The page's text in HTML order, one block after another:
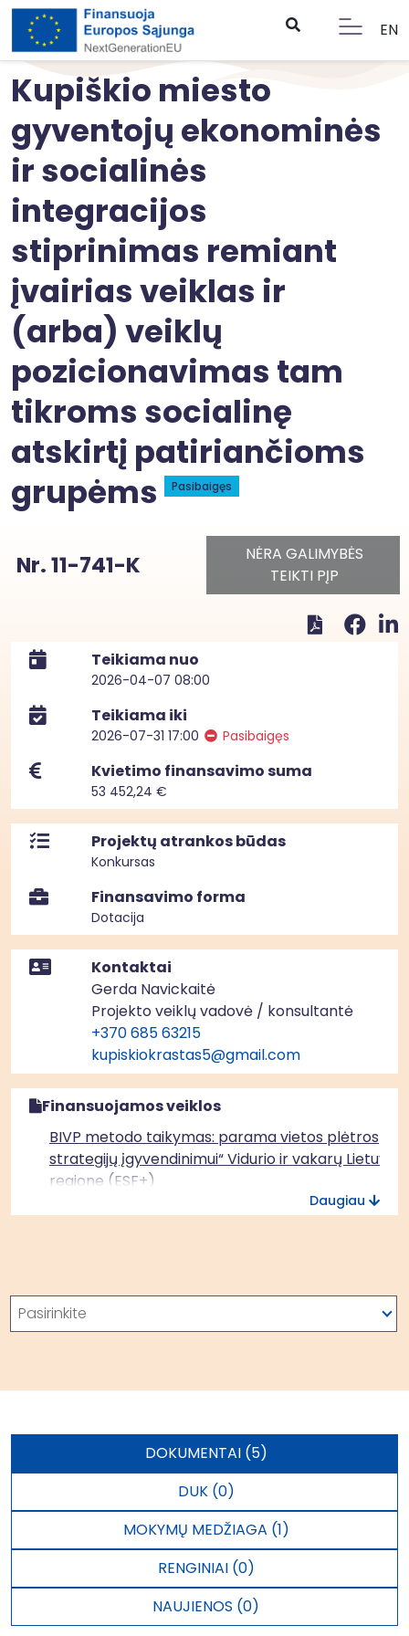
EN
Kupiškio miesto
gyventojų ekonominės
ir socialinės
integracijos
stiprinimas remiant
įvairias veiklas ir
(arba) veiklų
pozicionavimas tam
tikroms socialinę
atskirtį patiriančioms
grupėms
Pasibaigęs
Nr. 11-741-K
NĖRA GALIMYBĖS
TEIKTI PĮP
Teikiama nuo
2026-04-07 08:00
Teikiama iki
2026-07-31 17:00 Pasibaigęs
Kvietimo finansavimo suma
53 452,24 €
Projektų atrankos būdas
Konkursas
Finansavimo forma
Dotacija
Kontaktai
Gerda Navickaitė
Projekto veiklų vadovė / konsultantė
+370 685 63215
kupiskiokrastas5@gmail.com
Finansuojamos veiklos
BIVP metodo taikymas: parama vietos plėtros
strategijų įgyvendinimui“ Vidurio ir vakarų Lietuvos
regione (ESF+)
Daugiau
Paieška
Pasirinkite
DOKUMENTAI (5)
DUK (0)
MOKYMŲ MEDŽIAGA (1)
RENGINIAI (0)
NAUJIENOS (0)